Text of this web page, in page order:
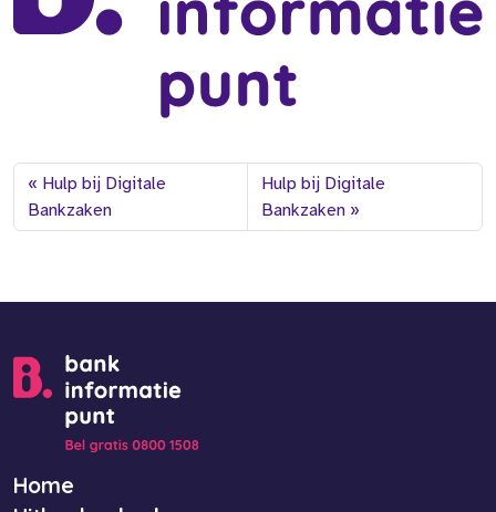
Hulp bij Digitale
Bankzaken
Hulp bij Digitale
Bankzaken
Home